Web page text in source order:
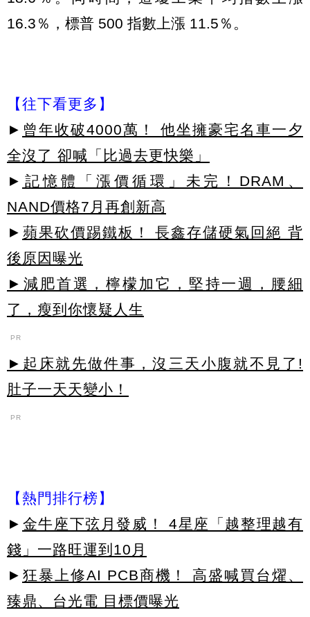
16.3％，標普 500 指數上漲 11.5％。
【往下看更多】
► 曾年收破4000萬！ 他坐擁豪宅名車一夕
全沒了 卻喊「比過去更快樂」
► 記憶體「漲價循環」未完！DRAM、
NAND價格7月再創新高
► 蘋果砍價踢鐵板！ 長鑫存儲硬氣回絕 背
後原因曝光
►減肥首選，檸檬加它，堅持一週，腰細
了，瘦到你懷疑人生
PR
►起床就先做件事，沒三天小腹就不見了!
肚子一天天變小！
PR
【熱門排行榜】
► 金牛座下弦月發威！ 4星座「越整理越有
錢」一路旺運到10月
► 狂暴上修AI PCB商機！ 高盛喊買台燿、
臻鼎、台光電 目標價曝光